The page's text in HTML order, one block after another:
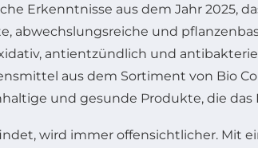
Erkenntnisse aus dem Jahr 2025,
abwechslungsreiche und
antientzündlich und
aus dem Sortiment von Bio
und gesunde Produkte, die
wird immer offensichtlicher. Mit